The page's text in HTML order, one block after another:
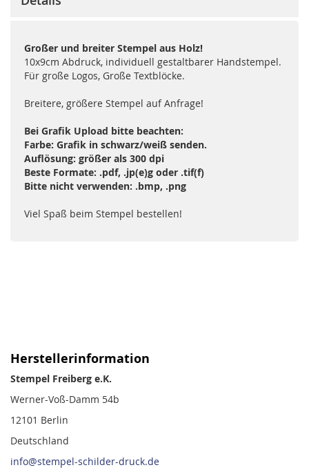
Großer und breiter Stempel aus Holz!
10x9cm Abdruck, individuell gestaltbarer Handstempel.
Für große Logos, Große Textblöcke.
Breitere, größere Stempel auf Anfrage!
Bei Grafik Upload bitte beachten:
Farbe: Grafik in schwarz/weiß senden.
Auflösung: größer als 300 dpi
Beste Formate: .pdf, .jp(e)g oder .tif(f)
Bitte nicht verwenden: .bmp, .png
Viel Spaß beim Stempel bestellen!
Herstellerinformation
Stempel Freiberg e.K.
Werner-Voß-Damm 54b
12101 Berlin
Deutschland
info@stempel-schilder-druck.de